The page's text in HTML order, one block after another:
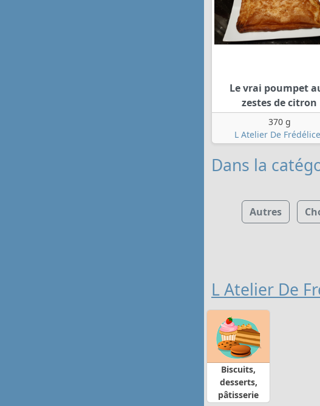
Le vrai poumpet
zestes de citron
370 g
L Atelier De
Dans la
Autres
L Atelier De
Biscuits,
desserts,
pâtisserie